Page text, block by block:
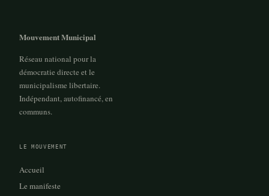
Mouvement Municipal
Réseau national pour la
démocratie directe et le
municipalisme libertaire.
Indépendant, autofinancé, en
communs.
LE MOUVEMENT
Accueil
Le manifeste